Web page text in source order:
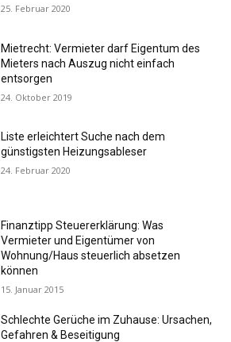
25. Februar 2020
Mietrecht: Vermieter darf Eigentum des
Mieters nach Auszug nicht einfach
entsorgen
24. Oktober 2019
Liste erleichtert Suche nach dem
günstigsten Heizungsableser
24. Februar 2020
Finanztipp Steuererklärung: Was
Vermieter und Eigentümer von
Wohnung/Haus steuerlich absetzen
können
15. Januar 2015
Schlechte Gerüche im Zuhause: Ursachen,
Gefahren & Beseitigung